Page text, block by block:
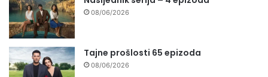
08/06/2026
Tajne prošlosti 65 epizoda
08/06/2026